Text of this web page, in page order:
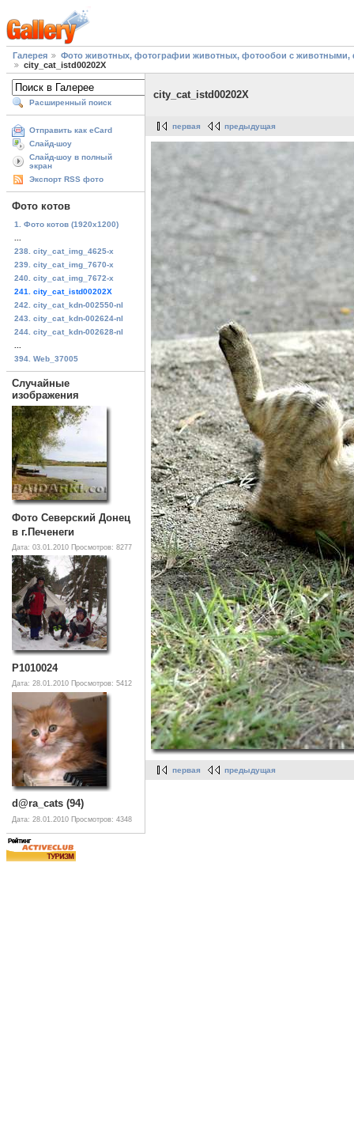
Галерея
Фото животных, фотографии животных, фотообои с
city_cat_istd00202X
Расширенный поиск
Отправить как eCard
Слайд-шоу
Слайд-шоу в полный
экран
Экспорт RSS фото
Фото котов
1. Фото котов (1920х1200)
238. city_cat_img_4625-x
239. city_cat_img_7670-x
240. city_cat_img_7672-x
241. city_cat_istd00202X
242. city_cat_kdn-002550-nl
243. city_cat_kdn-002624-nl
244. city_cat_kdn-002628-nl
394. Web_37005
Случайные
изображения
Фото Северский Донец
в г.Печенеги
Дата: 03.01.2010 Просмотров: 8277
P1010024
Дата: 28.01.2010 Просмотров: 5412
d@ra_cats (94)
Дата: 28.01.2010 Просмотров: 4348
city_cat_istd00202X
первая предыдущая
первая предыдущая